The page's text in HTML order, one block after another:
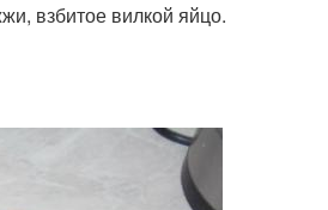
взбитое вилкой яйцо.